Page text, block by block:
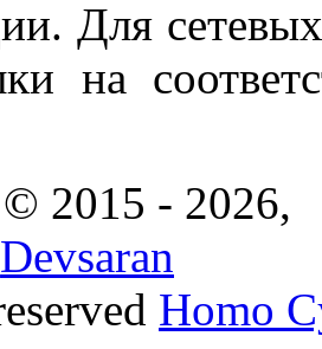
Для
на
2015 - 2026,
Devsaran
Homo